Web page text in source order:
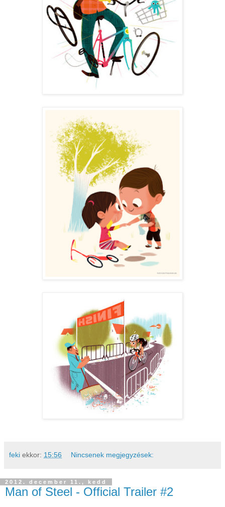
feki ekkor: 15:56 Nincsenek megjegyzések:
2012. december 11., kedd
Man of Steel - Official Trailer #2